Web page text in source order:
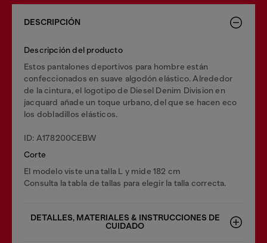
DESCRIPCIÓN
Descripción del producto
Estos pantalones deportivos para hombre están
confeccionados en suave algodón elástico. Alrededor
de la cintura, el logotipo de Diesel Denim Division en
jacquard añade un toque urbano, del que se hacen eco
los dobladillos elásticos.
ID: A178200CEBW
Corte
El modelo viste una talla L y mide 182 cm
Consulta la tabla de tallas para elegir la talla correcta.
DETALLES, MATERIALES & INSTRUCCIONES DE
CUIDADO